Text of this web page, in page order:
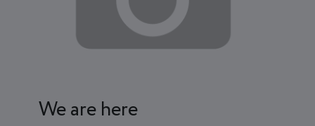
We are here